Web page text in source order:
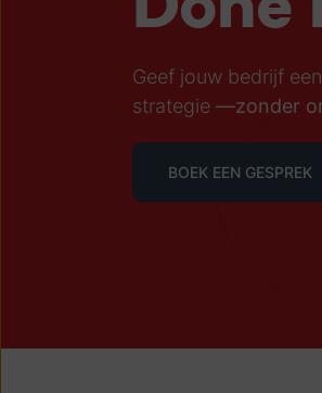
Geef jouw bedrijf
strategie —zonder
BOEK EEN GESPREK